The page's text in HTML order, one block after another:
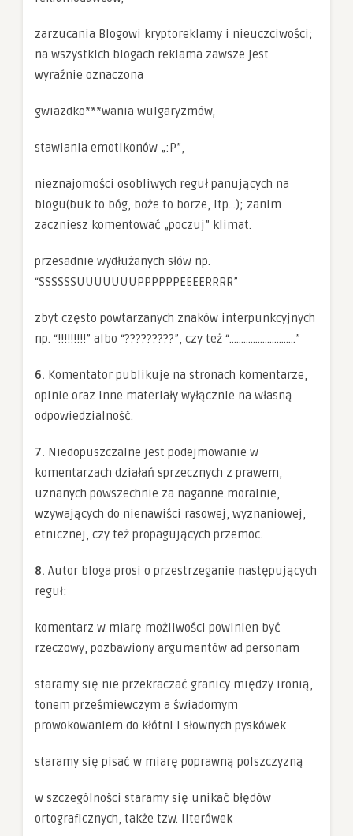
zarzucania Blogowi kryptoreklamy i nieuczciwości;
na wszystkich blogach reklama zawsze jest
wyraźnie oznaczona
gwiazdko***wania wulgaryzmów,
stawiania emotikonów „:P”,
nieznajomości osobliwych reguł panujących na
blogu(buk to bóg, boże to borze, itp…); zanim
zaczniesz komentować „poczuj” klimat.
przesadnie wydłużanych słów np.
“SSSSSSUUUUUUUPPPPPPEEEERRRR”
zbyt często powtarzanych znaków interpunkcyjnych
np. “!!!!!!!!!” albo “?????????”, czy też “……………………….”
6. Komentator publikuje na stronach komentarze,
opinie oraz inne materiały wyłącznie na własną
odpowiedzialność.
7. Niedopuszczalne jest podejmowanie w
komentarzach działań sprzecznych z prawem,
uznanych powszechnie za naganne moralnie,
wzywających do nienawiści rasowej, wyznaniowej,
etnicznej, czy też propagujących przemoc.
8. Autor bloga prosi o przestrzeganie następujących
reguł:
komentarz w miarę możliwości powinien być
rzeczowy, pozbawiony argumentów ad personam
staramy się nie przekraczać granicy między ironią,
tonem prześmiewczym a świadomym
prowokowaniem do kłótni i słownych pyskówek
staramy się pisać w miarę poprawną polszczyzną
w szczególności staramy się unikać błędów
ortograficznych, także tzw. literówek